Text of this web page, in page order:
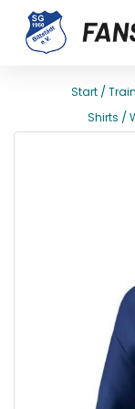
Start /
Shirts /